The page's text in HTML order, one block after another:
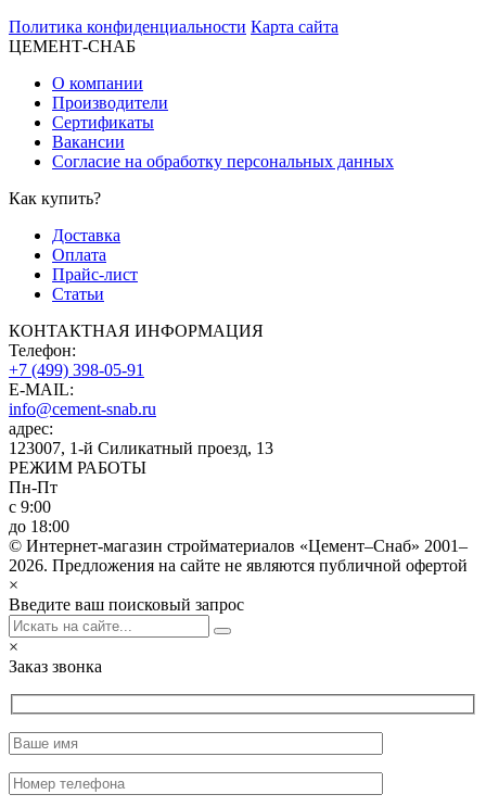
Политика конфиденциальности Карта сайта
ЦЕМЕНТ-СНАБ
О компании
Производители
Сертификаты
Вакансии
Согласие на обработку персональных данных
Как купить?
Доставка
Оплата
Прайс-лист
Статьи
КОНТАКТНАЯ ИНФОРМАЦИЯ
Телефон:
+7 (499) 398-05-91
E-MAIL:
info@cement-snab.ru
адрес:
123007, 1-й Силикатный проезд, 13
РЕЖИМ РАБОТЫ
Пн-Пт
с 9:00
до 18:00
© Интернет-магазин стройматериалов «Цемент–Снаб» 2001–
2026. Предложения на сайте не являются публичной офертой
×
Введите ваш поисковый запрос
×
Заказ звонка